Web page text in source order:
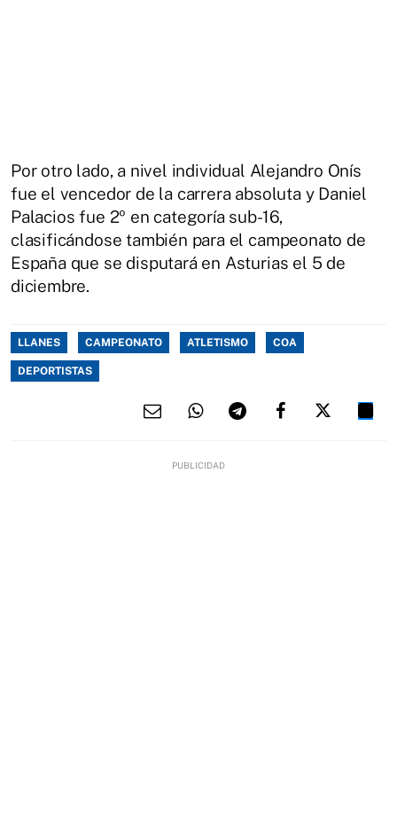
Por otro lado, a nivel individual Alejandro Onís
fue el vencedor de la carrera absoluta y Daniel
Palacios fue 2º en categoría sub-16,
clasificándose también para el campeonato de
España que se disputará en Asturias el 5 de
diciembre.
LLANES CAMPEONATO ATLETISMO COA
DEPORTISTAS